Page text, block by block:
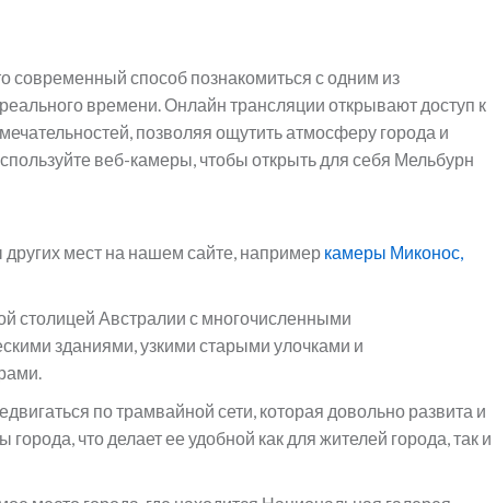
способ познакомиться с одним из
времени. Онлайн трансляции открывают доступ к
позволяя ощутить атмосферу города и
веб-камеры, чтобы открыть для себя Мельбурн
мест на нашем сайте, например камеры Миконос,
столицей Австралии с многочисленными
зданиями, узкими старыми улочками и
по трамвайной сети, которая довольно развита и
что делает ее удобной как для жителей города, так и